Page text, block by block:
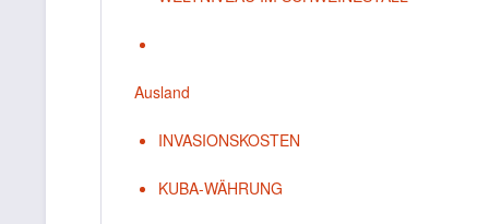
Ausland
INVASIONSKOSTEN
KUBA-WÄHRUNG